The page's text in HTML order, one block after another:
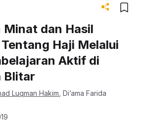
Minat dan Hasil
Haji Melalui
Aktif di
Blitar
Luqman Hakim Di’ama Farida